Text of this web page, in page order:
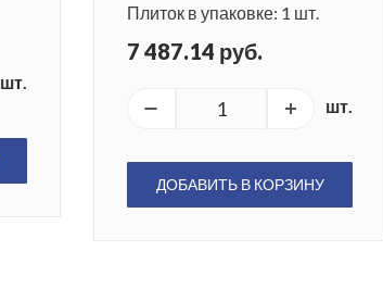
шт.
Плиток в упаковке: 1 шт.
7 487.14 руб.
шт.
ДОБАВИТЬ В КОРЗИНУ